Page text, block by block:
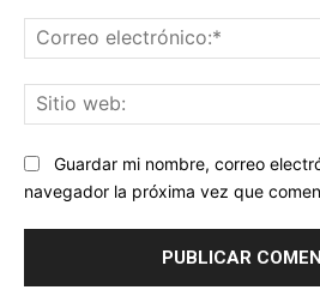
Guardar mi nombre, correo
navegador la próxima vez que